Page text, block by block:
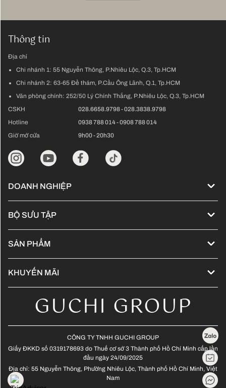
Thông tin
Địa chỉ
Chi nhánh 1: 55 Nguyễn Thông, P.Nhiêu Lộc, Q.3, Tp.HCM
Chi nhánh 2: 63-65 Đề thám, P.Cầu Ông Lãnh, Q.1, Tp.HCM
Văn phòng chính: 252/50 Lý Chính Thắng, P.Nhiêu Lộc, Q.3, Tp.HCM
CSKH
028.6658.9798-028.3838.9798
Hotline
0938 788 014-0908 788 014
Giờ mở cửa
9h00 - 20h30
DOANH NGHIỆP
Về chúng tôi
Đống hành cùng Kol
Tuyển dụng
BỘ SƯU TẬP
Cập nhật xu hướng tóc - 2024
Guchi Hair Show
Tóc nối - Hair extensions
Màu thời trang không tẩy
Tóc xoăn Hippie
Tóc dài - Long Hair
SẢN PHẨM
Sản phẩm L'Oreal Professionnel
Sản phẩm Kérastase
Sản phẩm Lebel - Japanese
KHUYẾN MÃI
Ưu đãi trong tháng
Ưu đãi lễ hộiGUCHI GROUP
CÔNG TY TNHH GUCHI GROUP
Giấy ĐKKD số 0319178693 do Thuế cơ sở 3 Thành phố Hồ Chí Minh cấp lần
đầu ngày 24/09/2025
Địa chỉ: 55 Nguyễn Thông, Phường Nhiêu Lộc, Thành phố Hồ Chí Minh, Việt
Nam